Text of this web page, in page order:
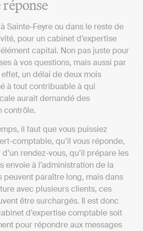
Sainte-Feyre ou dans le reste de
pour un cabinet d’expertise
capital. Non pas juste pour
à vos questions, mais aussi par
un délai de deux mois
à tout contribuable à qui
aurait demandé des
contrôle.
il faut que vous puissiez
comptable, qu’il vous réponde,
rendez-vous, qu’il prépare les
envoie à l’administration de la
peuvent paraître long, mais dans
avec plusieurs clients, ces
être surchargés. Il est donc
d’expertise comptable soit
pour répondre aux messages